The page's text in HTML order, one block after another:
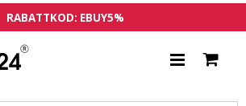
RABATTKOD: EBUY5%